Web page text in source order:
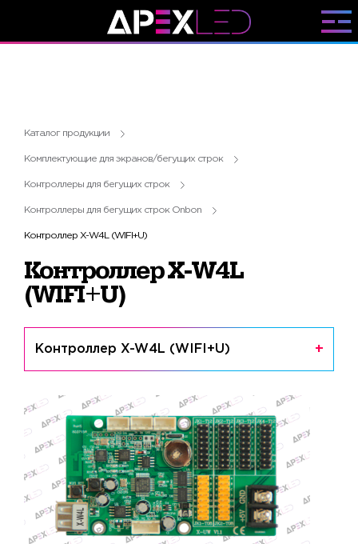
Каталог продукции
Комплектующие для экранов/бегущих строк
Контроллеры для бегущих строк
Контроллеры для бегущих строк Onbon
Контроллер X-W4L (WIFI+U)
Контроллер X-W4L
(WIFI+U)
Контроллер X-W4L (WIFI+U)